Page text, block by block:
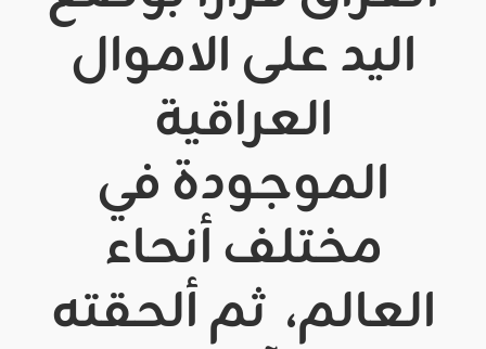
اليد على الاموال
العراقية
الموجودة في
مختلف أنحاء
العالم، ثم ألحقته